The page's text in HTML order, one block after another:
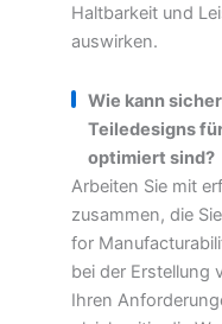
Haltbarkeit und
auswirken.
Wie kann
Teiledesigns
optimiert sind?
Arbeiten Sie mit
zusammen, die
for
bei der Erstellung
Ihren